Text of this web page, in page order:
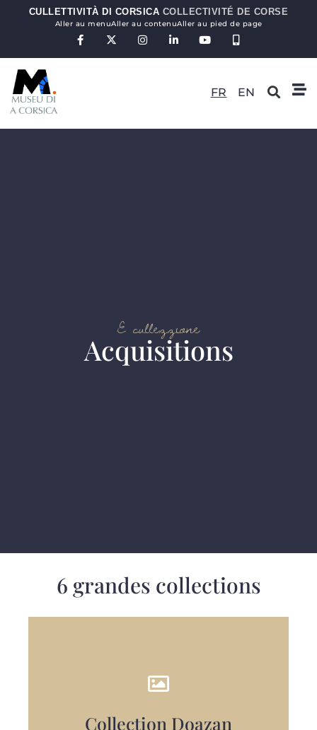
CULLETTIVITÀ DI CORSICA COLLECTIVITÉ DE CORSE
Aller au menuAller au contenuAller au pied de page
FR EN
E cullezzione
Acquisitions
6 grandes collections
Collection Doazan